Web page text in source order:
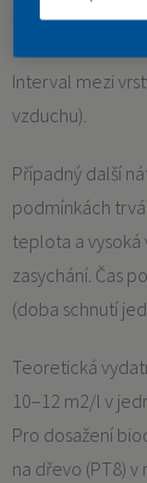
Specifikace
Interval mezi
vzduchu).
Případný další
podmínkách trvá
teplota a vysoká
zasychání. Čas
(doba schnutí
Teoretická
10–12 m2/l v
Pro dosažení
na dřevo (PT8) v